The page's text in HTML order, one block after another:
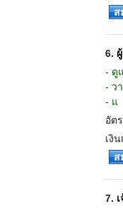
ส
6.
- ดู
- ว
- แ
อัต
เงิ
ส
7.